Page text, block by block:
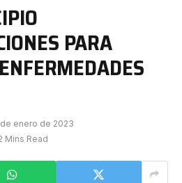
PARA
enero de 2023
Mins Read